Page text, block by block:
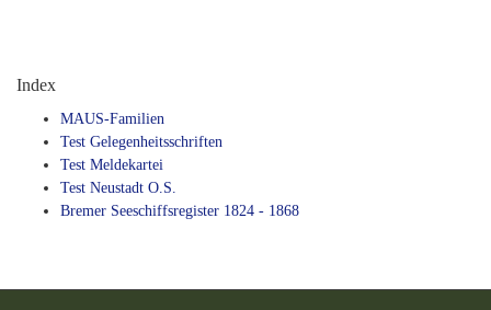
Index
MAUS-Familien
Test Gelegenheitsschriften
Test Meldekartei
Test Neustadt O.S.
Bremer Seeschiffsregister 1824 - 1868